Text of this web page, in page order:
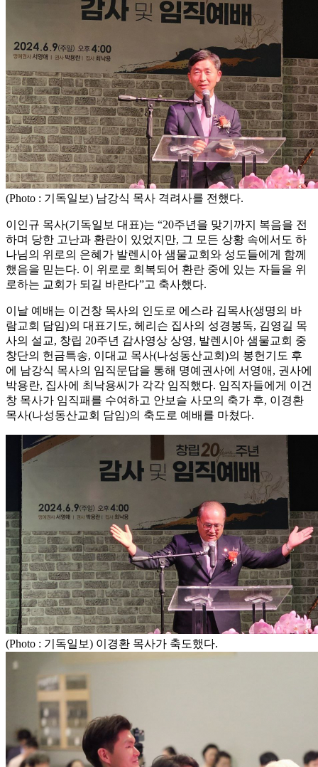
(Photo : 기독일보) 남강식 목사 격려사를 전했다.
이인규 목사(기독일보 대표)는 “20주년을 맞기까지 복음을 전
하며 당한 고난과 환란이 있었지만, 그 모든 상황 속에서도 하
나님의 위로의 은혜가 발렌시아 샘물교회와 성도들에게 함께
했음을 믿는다. 이 위로로 회복되어 환란 중에 있는 자들을 위
로하는 교회가 되길 바란다”고 축사했다.
이날 예배는 이건창 목사의 인도로 에스라 김목사(생명의 바
람교회 담임)의 대표기도, 헤리슨 집사의 성경봉독, 김영길 목
사의 설교, 창립 20주년 감사영상 상영, 발렌시아 샘물교회 중
창단의 헌금특송, 이대교 목사(나성동산교회)의 봉헌기도 후
에 남강식 목사의 임직문답을 통해 명예권사에 서영애, 권사에
박용란, 집사에 최낙용씨가 각각 임직했다. 임직자들에게 이건
창 목사가 임직패를 수여하고 안보슬 사모의 축가 후, 이경환
목사(나성동산교회 담임)의 축도로 예배를 마쳤다.
(Photo : 기독일보) 이경환 목사가 축도했다.